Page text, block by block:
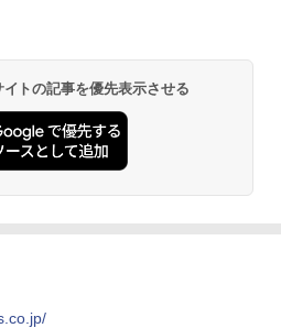
トの記事を優先表示させる